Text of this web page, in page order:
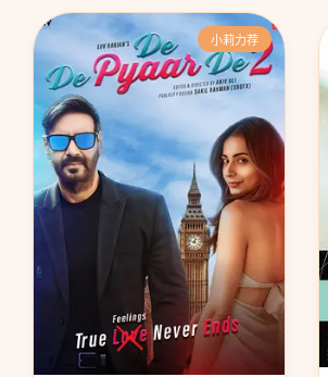
小莉力荐